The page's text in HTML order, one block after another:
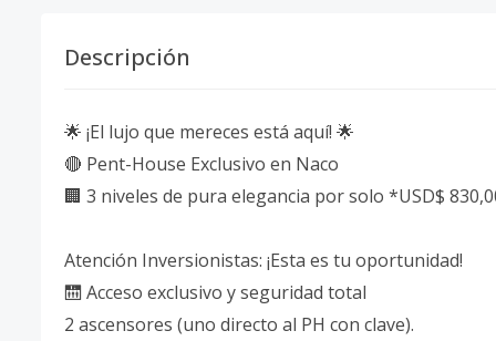
Descripción
🌟 ¡El lujo que mereces está aquí! 🌟
🔴 Pent-House Exclusivo en Naco
🏢 3 niveles de pura elegancia por solo *USD$
Atención Inversionistas: ¡Esta es tu oportunidad!
🛗 Acceso exclusivo y seguridad total
2 ascensores (uno directo al PH con clave).